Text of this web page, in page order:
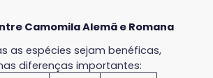
Camomila Alemã e Romana
as espécies sejam benéficas,
diferenças importantes: